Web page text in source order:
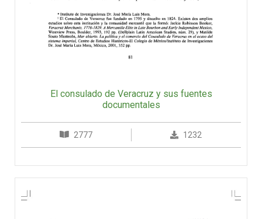
El consulado de Veracruz y sus fuentes
documentales
2777 1232